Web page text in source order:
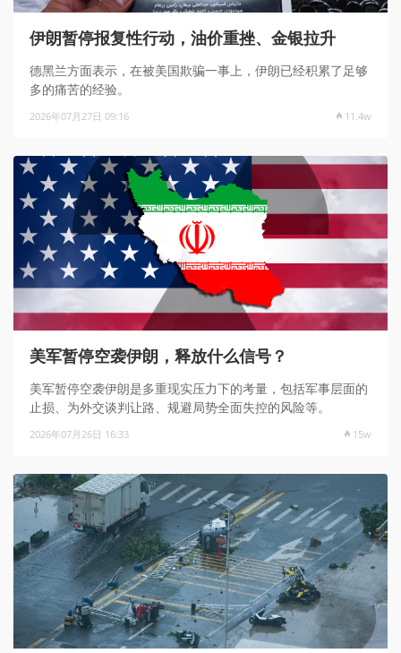
伊朗暂停报复性行动，油价重挫、金银拉升
德黑兰方面表示，在被美国欺骗一事上，伊朗已经积累了足够
多的痛苦的经验。
2026年07月27日 09:16 11.4w
美军暂停空袭伊朗，释放什么信号？
美军暂停空袭伊朗是多重现实压力下的考量，包括军事层面的
止损、‌为外交谈判让路、规避局势全面失控的风险等。
2026年07月26日 16:33 15w